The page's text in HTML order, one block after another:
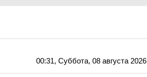
00:31, Суббота, 08 августа 2026